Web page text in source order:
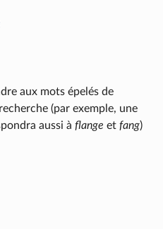
aux mots épelés de
(par exemple, une
aussi à flange et fang)